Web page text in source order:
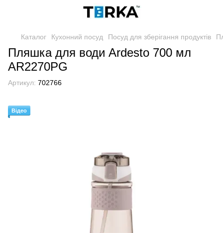
Каталог Кухонний посуд Посуд для зберігання продуктів
Пляшка для води Ardesto 700 мл
AR2270PG
Артикул: 702766
Відео